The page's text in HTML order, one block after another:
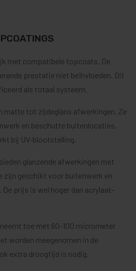
met compatibele topcoats. De
prestatie niet beïnvloeden. Dit
als totaal systeem.
matte tot zijdeglans afwerkingen. Ze
en beschutte buitenlocaties.
bij UV-blootstelling.
glanzende afwerkingen met
zijn geschikt voor buitenwerk en
prijs is wel hoger dan acrylaat-
toe met 60-100 micrometer
worden meegenomen in de
extra droogtijd is nodig.